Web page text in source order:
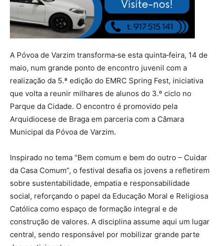
A Póvoa de Varzim transforma‑se esta quinta‑feira, 14 de
maio, num grande ponto de encontro juvenil com a
realização da 5.ª edição do EMRC Spring Fest, iniciativa
que volta a reunir milhares de alunos do 3.º ciclo no
Parque da Cidade. O encontro é promovido pela
Arquidiocese de Braga em parceria com a Câmara
Municipal da Póvoa de Varzim.
Inspirado no tema “Bem comum e bem do outro – Cuidar
da Casa Comum”, o festival desafia os jovens a refletirem
sobre sustentabilidade, empatia e responsabilidade
social, reforçando o papel da Educação Moral e Religiosa
Católica como espaço de formação integral e de
construção de valores. A disciplina assume aqui um lugar
central, sendo responsável por mobilizar grande parte